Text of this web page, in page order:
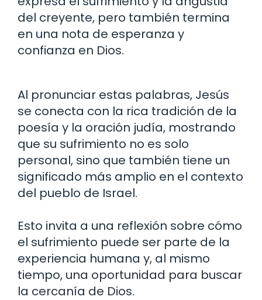
del creyente, pero también termina
en una nota de esperanza y
confianza en Dios.
Al pronunciar estas palabras, Jesús
se conecta con la rica tradición de la
poesía y la oración judía, mostrando
que su sufrimiento no es solo
personal, sino que también tiene un
significado más amplio en el contexto
del pueblo de Israel.
Esto invita a una reflexión sobre cómo
el sufrimiento puede ser parte de la
experiencia humana y, al mismo
tiempo, una oportunidad para buscar
la cercanía de Dios.